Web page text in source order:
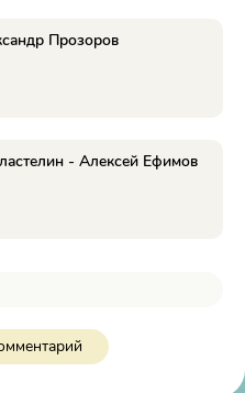
Прозоров
- Алексей Ефимов